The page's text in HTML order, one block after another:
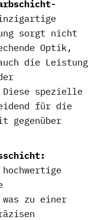
sorgt nicht
Optik,
die Leistung
Diese spezielle
für die
gegenüber
zu einer